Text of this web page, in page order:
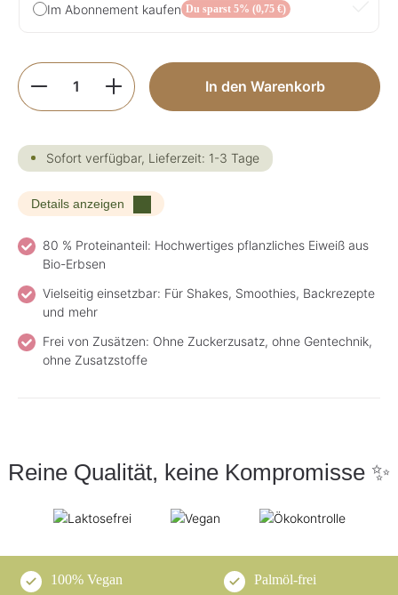
Im Abonnement kaufen Du sparst 5% (0,75 €)
Produkt Anzahl: Gib den gewünschten
In den Warenkorb
Sofort verfügbar, Lieferzeit: 1-3 Tage
Details anzeigen
80 % Proteinanteil: Hochwertiges pflanzliches Eiweiß aus
Bio-Erbsen
Vielseitig einsetzbar: Für Shakes, Smoothies, Backrezepte
und mehr
Frei von Zusätzen: Ohne Zuckerzusatz, ohne Gentechnik,
ohne Zusatzstoffe
Reine Qualität, keine Kompromisse ✨
100% Vegan Palmöl-frei